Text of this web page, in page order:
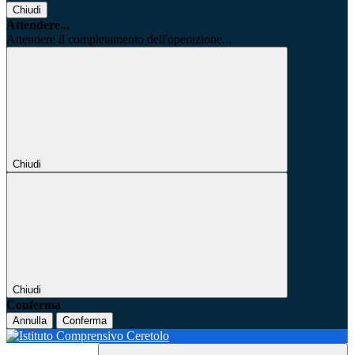
Chiudi
Attendere...
Attendere il completamento dell'operazione...
Chiudi
Chiudi
Conferma
Annulla Conferma